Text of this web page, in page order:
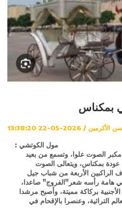
بمكناس
/ 2026-05-22 13:38:20
مول الكوتشي :
الصوت علوا، وتسمع من بعيد
بمكناس، ويتعالى الصوت
الراكبين الأربعة من شباب جيل
هامة رأسه شعر"الفروج" صاعدا،
بركاكة مميتة، وأصبح مرشدا
التراثية، وعنصرا بالإقحام في